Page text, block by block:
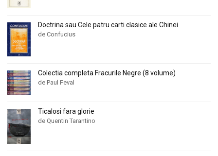
Doctrina sau Cele patru carti clasice ale Chinei
de Confucius
Colectia completa Fracurile Negre (8 volume)
de Paul Feval
Ticalosi fara glorie
de Quentin Tarantino